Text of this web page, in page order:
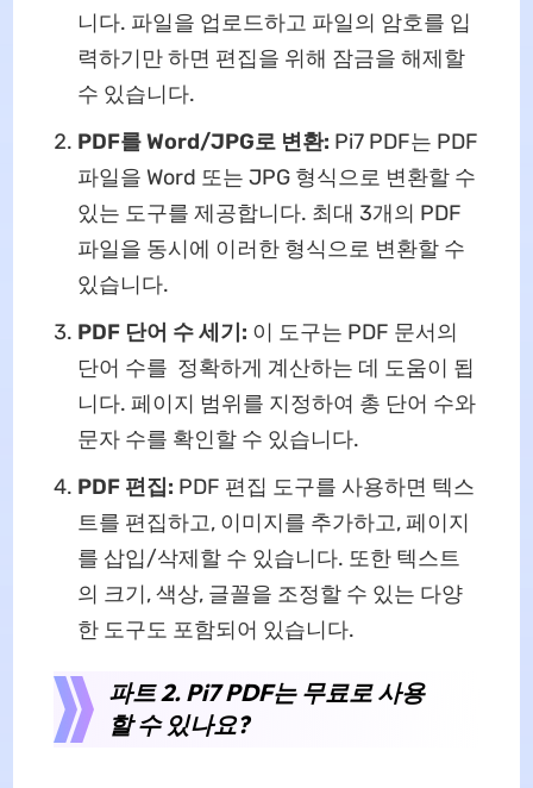
니다. 파일을 업로드하고 파일의 암호를 입
력하기만 하면 편집을 위해 잠금을 해제할
수 있습니다.
PDF를 Word/JPG로 변환: Pi7 PDF는 PDF
파일을 Word 또는 JPG 형식으로 변환할 수
있는 도구를 제공합니다. 최대 3개의 PDF
파일을 동시에 이러한 형식으로 변환할 수
있습니다.
PDF 단어 수 세기: 이 도구는 PDF 문서의
단어 수를 정확하게 계산하는 데 도움이 됩
니다. 페이지 범위를 지정하여 총 단어 수와
문자 수를 확인할 수 있습니다.
PDF 편집: PDF 편집 도구를 사용하면 텍스
트를 편집하고, 이미지를 추가하고, 페이지
를 삽입/삭제할 수 있습니다. 또한 텍스트
의 크기, 색상, 글꼴을 조정할 수 있는 다양
한 도구도 포함되어 있습니다.
파트 2. Pi7 PDF는 무료로 사용
할 수 있나요?